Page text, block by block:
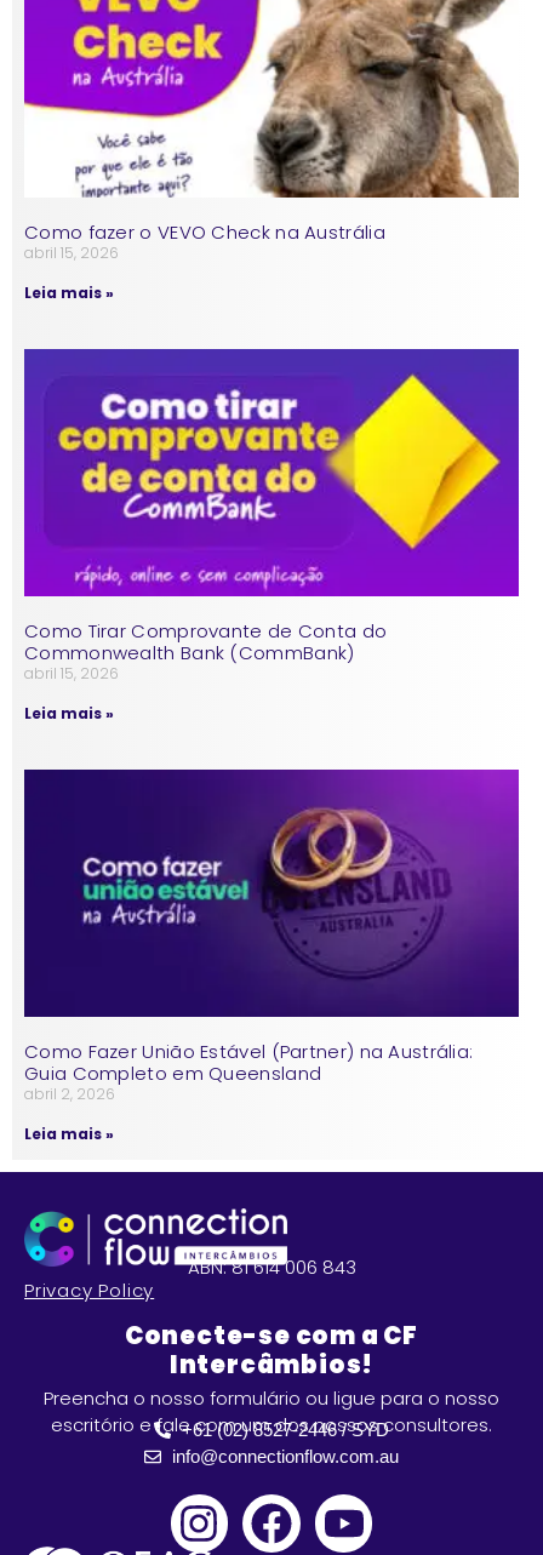
Como fazer o VEVO Check na Austrália
abril 15, 2026
Leia mais »
Como Tirar Comprovante de Conta do
Commonwealth Bank (CommBank)
abril 15, 2026
Leia mais »
Como Fazer União Estável (Partner) na Austrália:
Guia Completo em Queensland
abril 2, 2026
Leia mais »
ABN: 81 614 006 843
Privacy Policy
Conecte-se com a CF
Intercâmbios!
Preencha o nosso formulário ou ligue para o nosso
escritório e fale com um dos nossos consultores.
+61 (02) 8527-2446 / SYD
info@connectionflow.com.au